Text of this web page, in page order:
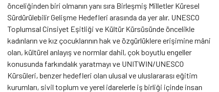
önceliğinden biri olmanın yanı sıra Birleşmiş Milletler Küresel
Sürdürülebilir Gelişme Hedefleri arasında da yer alır. UNESCO
Toplumsal Cinsiyet Eşitliği ve Kültür Kürsüsünde öncelikle
kadınların ve kız çocuklarının hak ve özgürlüklere erişimine mâni
olan, kültürel anlayış ve normlar dahil, çok boyutlu engeller
konusunda farkındalık yaratmayı ve UNITWIN/UNESCO
Kürsüleri, benzer hedefleri olan ulusal ve uluslararası eğitim
kurumları, sivil toplum ve yerel idarelerle iş birliği içinde insan